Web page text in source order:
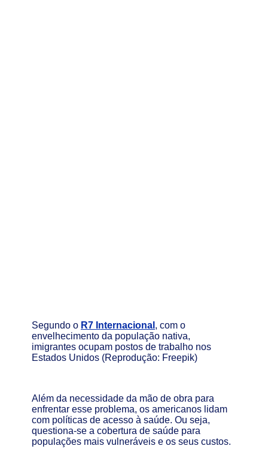
Segundo o R7 Internacional , com o
envelhecimento da população nativa,
imigrantes ocupam postos de trabalho nos
Estados Unidos (Reprodução: Freepik)
Além da necessidade da mão de obra para
enfrentar esse problema, os americanos lidam
com políticas de acesso à saúde. Ou seja,
questiona-se a cobertura de saúde para
populações mais vulneráveis e os seus custos.